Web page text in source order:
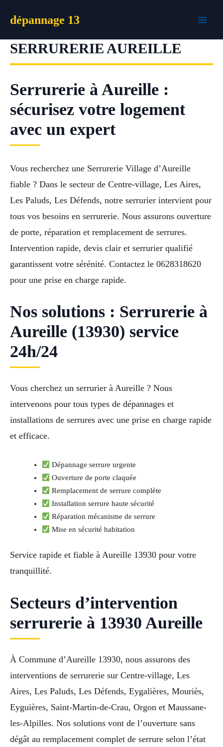
dépannage 13
SERRURERIE AUREILLE
Serrurerie à Aureille :
sécurisez votre logement
avec un expert
Vous recherchez une Serrurerie Village d’Aureille
fiable ? Dans le secteur de Centre-village, Les Aires,
Les Paluds, Les Défends, notre serrurier intervient pour
tous vos besoins en serrurerie. Nous assurons ouverture
de porte, réparation et remplacement de serrures.
Intervention rapide, devis clair et serrurier qualifié
garantissent votre sérénité. Contactez le 0628318620
pour une prise en charge rapide.
Nos solutions : Serrurerie à
Aureille (13930) service
24h/24
Vous cherchez un serrurier à Aureille ? Nous
intervenons pour tous types de dépannages et
installations de serrures avec une prise en charge rapide
et efficace.
Dépannage serrure urgente
Ouverture de porte claquée
Remplacement de serrure complète
Installation serrure haute sécurité
Réparation mécanisme de serrure
Mise en sécurité habitation
Service rapide et fiable à Aureille 13930 pour votre
tranquillité.
Secteurs d’intervention
serrurerie à 13930 Aureille
À Commune d’Aureille 13930, nous assurons des
interventions de serrurerie sur Centre-village, Les
Aires, Les Paluds, Les Défends, Eygalières, Mouriès,
Eyguières, Saint-Martin-de-Crau, Orgon et Maussane-
les-Alpilles. Nos solutions vont de l’ouverture sans
dégât au remplacement complet de serrure selon l’état